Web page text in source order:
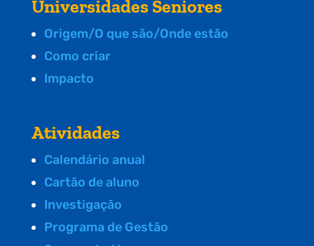
Universidades Seniores
Origem/O que são/Onde estão
Como criar
Impacto
Atividades
Calendário anual
Cartão de aluno
Investigação
Programa de Gestão